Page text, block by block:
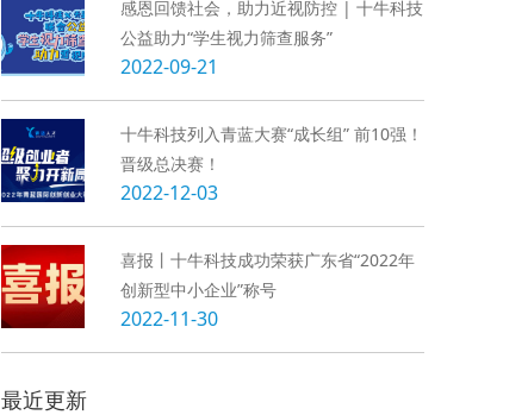
感恩回馈社会，助力近视防控 | 十牛科技
公益助力“学生视力筛查服务”
2022-09-21
十牛科技列入青蓝大赛“成长组” 前10强！
晋级总决赛！
2022-12-03
喜报丨十牛科技成功荣获广东省“2022年
创新型中小企业”称号
2022-11-30
最近更新